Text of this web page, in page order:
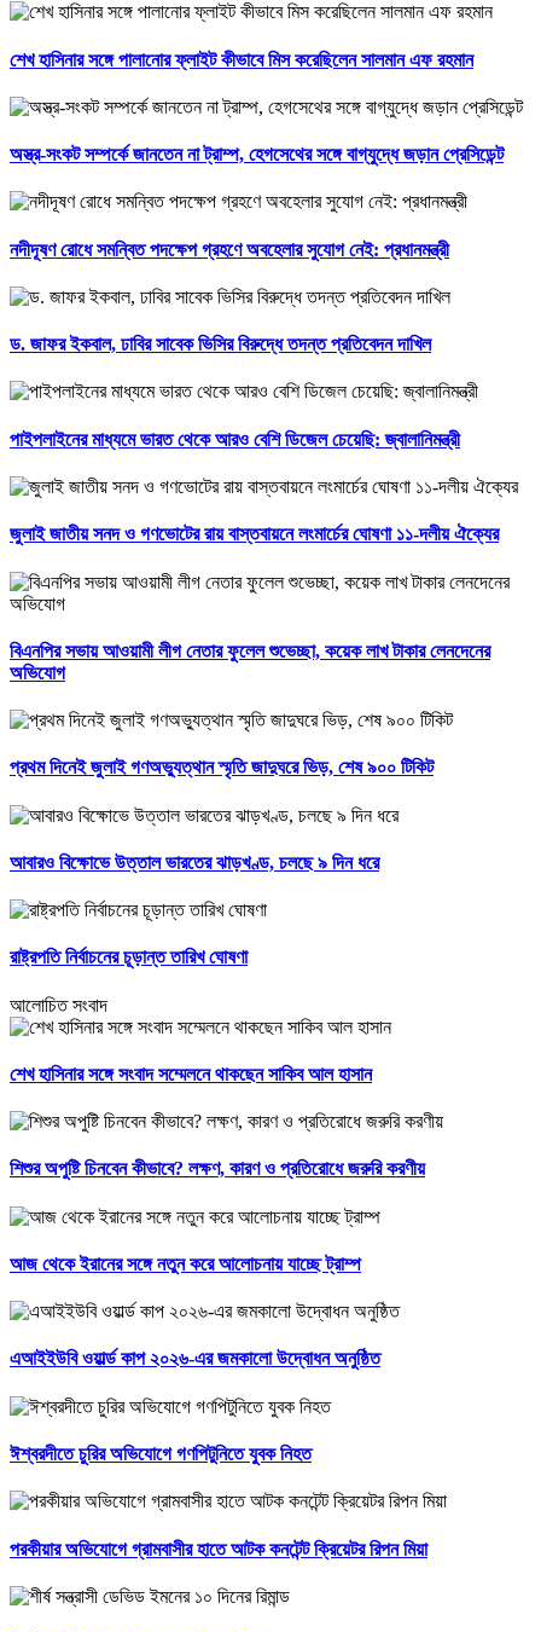
শেখ হাসিনার সঙ্গে পালানোর ফ্লাইট কীভাবে মিস করেছিলেন সালমান এফ রহমান
অস্ত্র-সংকট সম্পর্কে জানতেন না ট্রাম্প, হেগসেথের সঙ্গে বাগ্‌যুদ্ধে জড়ান প্রেসিডেন্ট
নদীদূষণ রোধে সমন্বিত পদক্ষেপ গ্রহণে অবহেলার সুযোগ নেই: প্রধানমন্ত্রী
ড. জাফর ইকবাল, ঢাবির সাবেক ভিসির বিরুদ্ধে তদন্ত প্রতিবেদন দাখিল
পাইপলাইনের মাধ্যমে ভারত থেকে আরও বেশি ডিজেল চেয়েছি: জ্বালানিমন্ত্রী
জুলাই জাতীয় সনদ ও গণভোটের রায় বাস্তবায়নে লংমার্চের ঘোষণা ১১-দলীয় ঐক্যের
বিএনপির সভায় আওয়ামী লীগ নেতার ফুলেল শুভেচ্ছা, কয়েক লাখ টাকার লেনদেনের
অভিযোগ
প্রথম দিনেই জুলাই গণঅভ্যুত্থান স্মৃতি জাদুঘরে ভিড়, শেষ ৯০০ টিকিট
আবারও বিক্ষোভে উত্তাল ভারতের ঝাড়খণ্ড, চলছে ৯ দিন ধরে
রাষ্ট্রপতি নির্বাচনের চূড়ান্ত তারিখ ঘোষণা
আলোচিত সংবাদ
শেখ হাসিনার সঙ্গে সংবাদ সম্মেলনে থাকছেন সাকিব আল হাসান
শিশুর অপুষ্টি চিনবেন কীভাবে? লক্ষণ, কারণ ও প্রতিরোধে জরুরি করণীয়
আজ থেকে ইরানের সঙ্গে নতুন করে আলোচনায় যাচ্ছে ট্রাম্প
এআইইউবি ওয়ার্ল্ড কাপ ২০২৬-এর জমকালো উদ্বোধন অনুষ্ঠিত
ঈশ্বরদীতে চুরির অভিযোগে গণপিটুনিতে যুবক নিহত
পরকীয়ার অভিযোগে গ্রামবাসীর হাতে আটক কনটেন্ট ক্রিয়েটর রিপন মিয়া